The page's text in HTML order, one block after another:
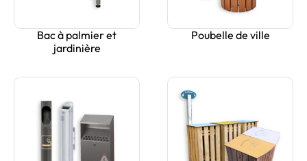
Bac à palmier et
jardinière
Poubelle de ville